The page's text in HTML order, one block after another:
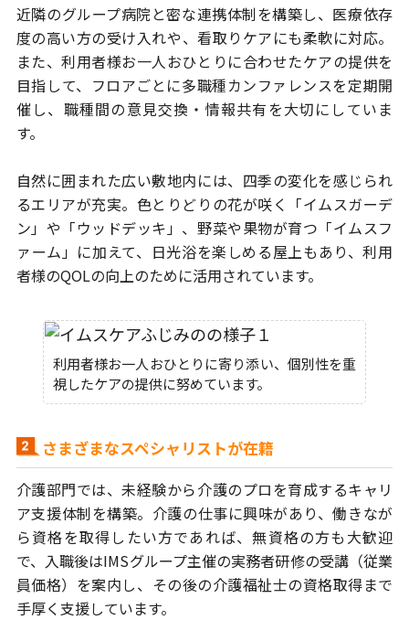
近隣のグループ病院と密な連携体制を構築し、医療依存
度の高い方の受け入れや、看取りケアにも柔軟に対応。
また、利用者様お一人おひとりに合わせたケアの提供を
目指して、フロアごとに多職種カンファレンスを定期開
催し、 職種間の意見交換・情報共有を大切にしていま
す。
自然に囲まれた広い敷地内には、四季の変化を感じられ
るエリアが充実。 色とりどりの花が咲く「イムスガーデ
ン」や「ウッドデッキ」、 野菜や果物が育つ「イムスフ
ァーム」に加えて、日光浴を楽しめる屋上もあり、利用
者様のQOLの向上のために活用されています。
利用者様お一人おひとりに寄り添い、個別性を重
視したケアの提供に努めています。
さまざまなスペシャリストが在籍
介護部門では、未経験から介護のプロを育成するキャリ
ア支援体制を構築。 介護の仕事に興味があり、働きなが
ら資格を取得したい方であれば、無資格の方も大歓迎
で、入職後はIMSグループ主催の実務者研修の受講（従業
員価格）を案内し、その後の介護福祉士の資格取得まで
手厚く支援しています。